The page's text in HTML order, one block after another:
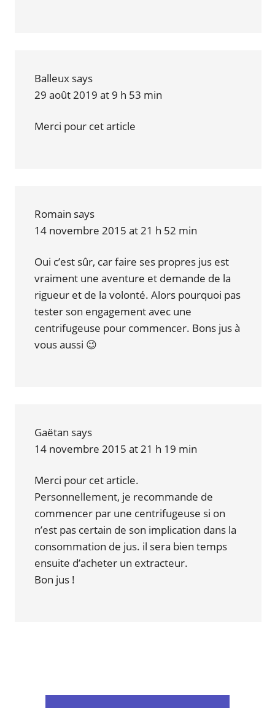
Balleux says
29 août 2019 at 9 h 53 min
Merci pour cet article
Romain says
14 novembre 2015 at 21 h 52 min
Oui c’est sûr, car faire ses propres jus est
vraiment une aventure et demande de la
rigueur et de la volonté. Alors pourquoi pas
tester son engagement avec une
centrifugeuse pour commencer. Bons jus à
vous aussi 😉
Gaëtan says
14 novembre 2015 at 21 h 19 min
Merci pour cet article.
Personnellement, je recommande de
commencer par une centrifugeuse si on
n’est pas certain de son implication dans la
consommation de jus. il sera bien temps
ensuite d’acheter un extracteur.
Bon jus !